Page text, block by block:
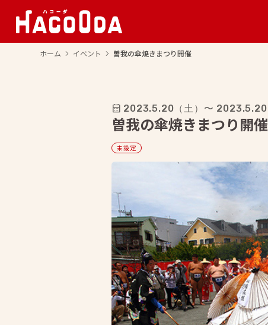
ホーム
arrow_forward_ios イベント arrow_forward_ios 曽我の傘焼きまつり開催
calendar_month 2023.5.20 （土） 〜 2023.5.20
曽我の傘焼きまつり開催
未設定